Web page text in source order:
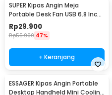
SUPER Kipas Angin Meja
Portable Desk Fan USB 6.8 Inch
3W - M9
Rp29.900
Rp55.900 47%
+ Keranjang
ESSAGER Kipas Angin Portable
Desktop Handheld Mini Cooling